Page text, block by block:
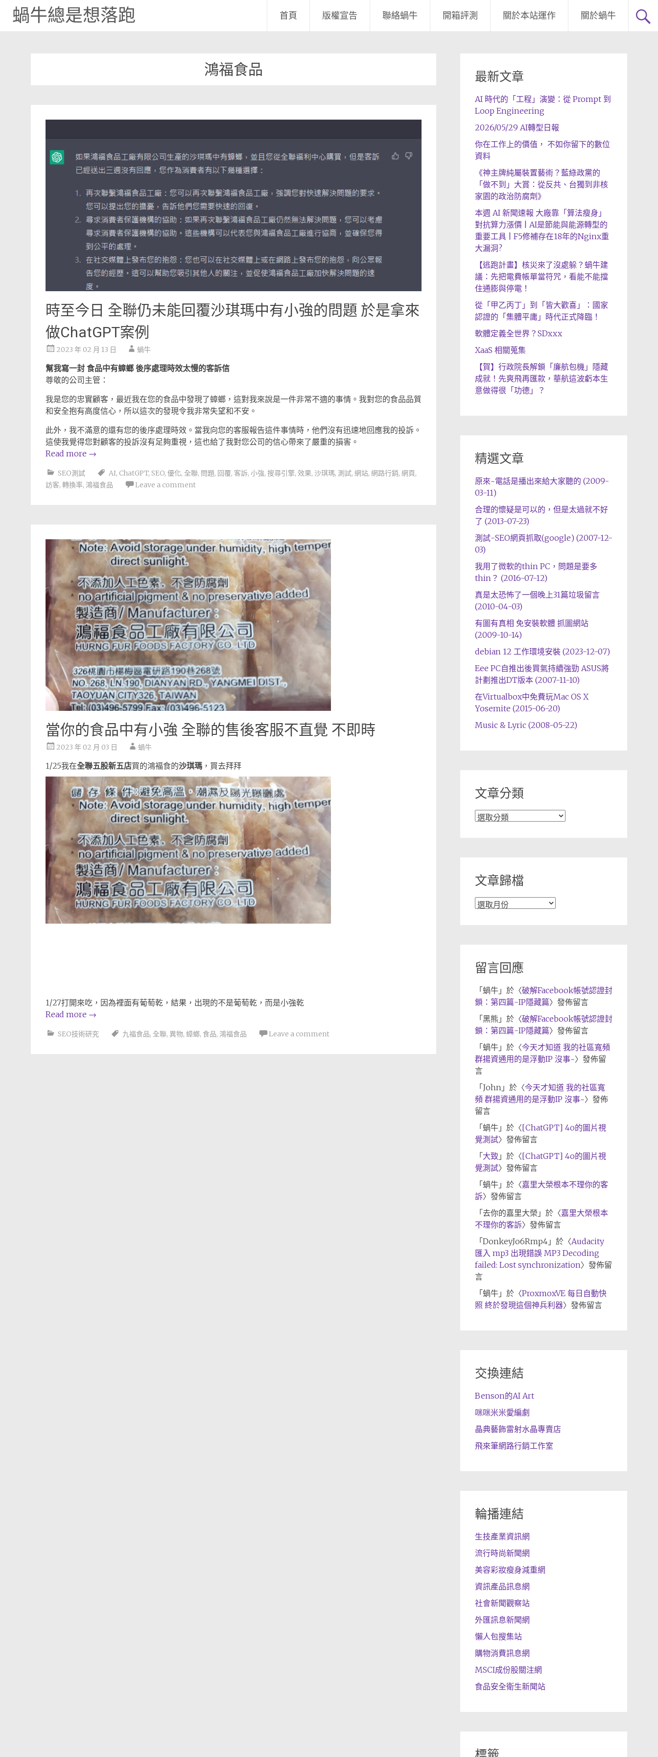
蝸牛總是想落跑 首頁 版權宣告 聯絡蝸牛 開箱評測 關於本站運作 關於蝸牛
鴻福食品
時至今日 全聯仍未能回覆沙琪瑪中有小強的問題 於是拿來
做ChatGPT案例
2023 年 02 月 13 日 蝸牛
幫我寫一封 食品中有蟑螂 後序處理時效太慢的客訴信
尊敬的公司主管：
我是您的忠實顧客，最近我在您的食品中發現了蟑螂，這對我來說是一件非常不適的事情。我對您的食品品質
和安全抱有高度信心，所以這次的發現令我非常失望和不安。
此外，我不滿意的還有您的後序處理時效。當我向您的客服報告這件事情時，他們沒有迅速地回應我的投訴。
這使我覺得您對顧客的投訴沒有足夠重視，這也給了我對您公司的信心帶來了嚴重的損害。
Read more →
SEO測試 AI, ChatGPT, SEO, 優化, 全聯, 問題, 回覆, 客訴, 小強, 搜尋引擎, 效果, 沙琪瑪, 測試, 網站, 網路行銷, 網頁,
訪客, 轉換率, 鴻福食品 Leave a comment
當你的食品中有小強 全聯的售後客服不直覺 不即時
2023 年 02 月 03 日 蝸牛
1/25我在全聯五股新五店買的鴻褔食的沙琪瑪 ，買去拜拜
1/27打開來吃，因為裡面有葡萄乾，結果，出現的不是葡萄乾，而是小強乾
Read more →
SEO技術研究 九福食品, 全聯, 異物, 蟑螂, 食品, 鴻福食品 Leave a comment
最新文章
AI 時代的「工程」演變：從 Prompt 到
Loop Engineering
2026/05/29 AI轉型日報
你在工作上的價值， 不如你留下的數位
資料
《神主牌純屬裝置藝術？藍綠政黨的
「做不到」大賞：從反共、台獨到非核
家園的政治防腐劑》
本週 AI 新聞速報 大廠靠「算法瘦身」
對抗算力漲價 | AI是節能與能源轉型的
重要工具 | F5修補存在18年的Nginx重
大漏洞?
【逃跑計畫】核災來了沒處躲？蝸牛建
議：先把電費帳單當符咒，看能不能擋
住通膨與停電！
從「甲乙丙丁」到「皆大歡喜」：國家
認證的「集體平庸」時代正式降臨！
軟體定義全世界？SDxxx
XaaS 相關蒐集
【賀】行政院長解鎖「廉航包機」隱藏
成就！先爽飛再匯款，華航這波虧本生
意做得很「功德」？
精選文章
原來~電話是播出來給大家聽的 (2009-
03-11)
合理的懷疑是可以的，但是太過就不好
了 (2013-07-23)
測試-SEO網頁抓取(google) (2007-12-
03)
我用了微軟的thin PC，問題是要多
thin？ (2016-07-12)
真是太恐怖了一個晚上31篇垃圾留言
(2010-04-03)
有圖有真相 免安裝軟體 抓圖網站
(2009-10-14)
debian 12 工作環境安裝 (2023-12-07)
Eee PC自推出後買氣持續強勁 ASUS將
計劃推出DT版本 (2007-11-10)
在Virtualbox中免費玩Mac OS X
Yosemite (2015-06-20)
Music & Lyric (2008-05-22)
文章分類
文
文章歸檔
文
留言回應
「 蝸牛」於〈破解Facebook帳號認證封
鎖：第四篇-IP隱藏篇〉發佈留言
「 黑熊 」於〈破解Facebook帳號認證封
鎖：第四篇-IP隱藏篇〉發佈留言
「 蝸牛」於〈今天才知道 我的社區寬頻
群揚資通用的是浮動IP 沒事~〉發佈留
言
「 John」於〈今天才知道 我的社區寬
頻 群揚資通用的是浮動IP 沒事~〉發佈
留言
「 蝸牛」於〈[ChatGPT] 4o的圖片視
覺測試〉發佈留言
「 大致 」於〈[ChatGPT] 4o的圖片視
覺測試〉發佈留言
「 蝸牛」於〈嘉里大榮根本不理你的客
訴〉發佈留言
「 去你的嘉里大榮 」於〈嘉里大榮根本
不理你的客訴〉發佈留言
「 DonkeyJo6Rmp4」於〈Audacity
匯入 mp3 出現錯誤 MP3 Decoding
failed: Lost synchronization〉發佈留
言
「 蝸牛」於〈ProxmoxVE 每日自動快
照 終於發現這個神兵利器〉發佈留言
交換連結
Benson的AI Art
咪咪米米愛編劇
晶典藝飾雷射水晶專賣店
飛來筆網路行銷工作室
輪播連結
生技產業資訊網
流行時尚新聞網
美容彩妝瘦身減重網
資訊產品訊息網
社會新聞觀察站
外匯訊息新聞網
懶人包搜集站
購物消費訊息網
MSCI成份股關注網
食品安全衛生新聞站